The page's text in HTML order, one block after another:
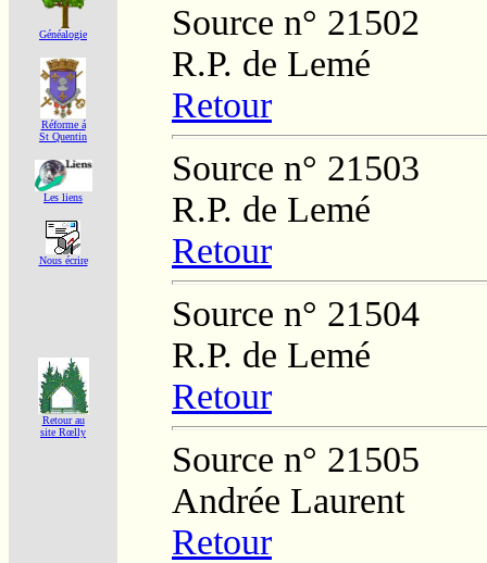
Généalogie
Réforme á
St Quentin
Les liens
Nous écrire
Retour au
site Rœlly
Source n° 21502
R.P. de Lemé
Retour
Source n° 21503
R.P. de Lemé
Retour
Source n° 21504
R.P. de Lemé
Retour
Source n° 21505
Andrée Laurent
Retour